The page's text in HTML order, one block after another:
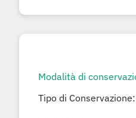
Modalità di
Tipo di